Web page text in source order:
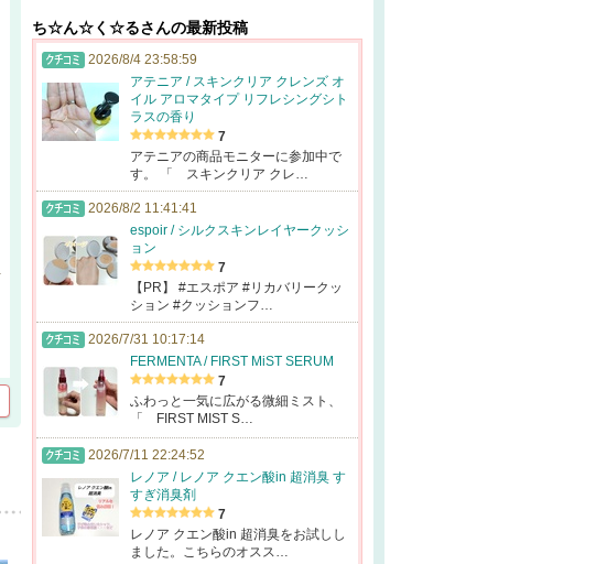
ち☆ん☆く☆るさんの最新投稿
2026/8/4 23:58:59
アテニア / スキンクリア クレンズ オ
イル アロマタイプ リフレシングシト
ラスの香り
7
アテニアの商品モニターに参加中で
す。 「 スキンクリア クレ…
2026/8/2 11:41:41
espoir / シルクスキンレイヤークッシ
ョン
7
【PR】 #エスポア #リカバリークッ
ション #クッションフ…
2026/7/31 10:17:14
FERMENTA / FIRST MiST SERUM
7
ふわっと一気に広がる微細ミスト、
「 FIRST MIST S…
2026/7/11 22:24:52
レノア / レノア クエン酸in 超消臭 す
すぎ消臭剤
7
レノア クエン酸in 超消臭をお試しし
ました。こちらのオスス…